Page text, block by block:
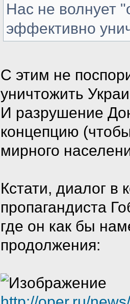
Нас не волнует
эффективно
С этим не
уничтожить
И разрушение
концепцию
мирного
Кстати, диалог в
пропагандиста
где он как бы
продолжения: